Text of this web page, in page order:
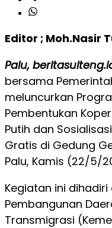
Editor ; Moh.Nasir
Palu,
bersama
meluncurkan
Pembentukan
Putih dan
Gratis di Gedung
Palu, Kamis (22/5/
Kegiatan ini dihadiri
Pembangunan
Transmigrasi